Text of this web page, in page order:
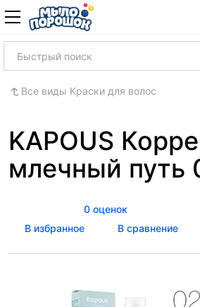
Все виды Краски для волос
KAPOUS
млечный путь
0 оценок
В избранное
В сравнение